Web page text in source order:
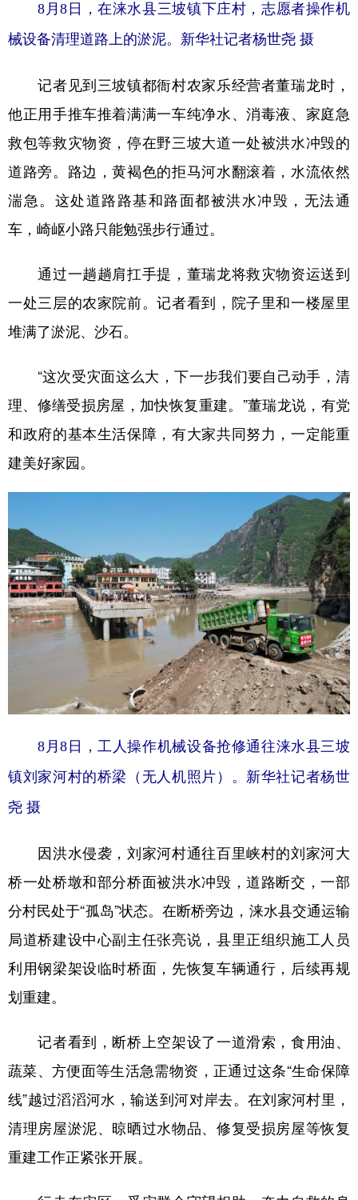
8月8日，在涞水县三坡镇下庄村，志愿者操作机
械设备清理道路上的淤泥。新华社记者杨世尧 摄
记者见到三坡镇都衙村农家乐经营者董瑞龙时，
他正用手推车推着满满一车纯净水、消毒液、家庭急
救包等救灾物资，停在野三坡大道一处被洪水冲毁的
道路旁。路边，黄褐色的拒马河水翻滚着，水流依然
湍急。这处道路路基和路面都被洪水冲毁，无法通
车，崎岖小路只能勉强步行通过。
通过一趟趟肩扛手提，董瑞龙将救灾物资运送到
一处三层的农家院前。记者看到，院子里和一楼屋里
堆满了淤泥、沙石。
“这次受灾面这么大，下一步我们要自己动手，清
理、修缮受损房屋，加快恢复重建。”董瑞龙说，有党
和政府的基本生活保障，有大家共同努力，一定能重
建美好家园。
8月8日，工人操作机械设备抢修通往涞水县三坡
镇刘家河村的桥梁（无人机照片）。新华社记者杨世
尧 摄
因洪水侵袭，刘家河村通往百里峡村的刘家河大
桥一处桥墩和部分桥面被洪水冲毁，道路断交，一部
分村民处于“孤岛”状态。在断桥旁边，涞水县交通运输
局道桥建设中心副主任张亮说，县里正组织施工人员
利用钢梁架设临时桥面，先恢复车辆通行，后续再规
划重建。
记者看到，断桥上空架设了一道滑索，食用油、
蔬菜、方便面等生活急需物资，正通过这条“生命保障
线”越过滔滔河水，输送到河对岸去。在刘家河村里，
清理房屋淤泥、晾晒过水物品、修复受损房屋等恢复
重建工作正紧张开展。